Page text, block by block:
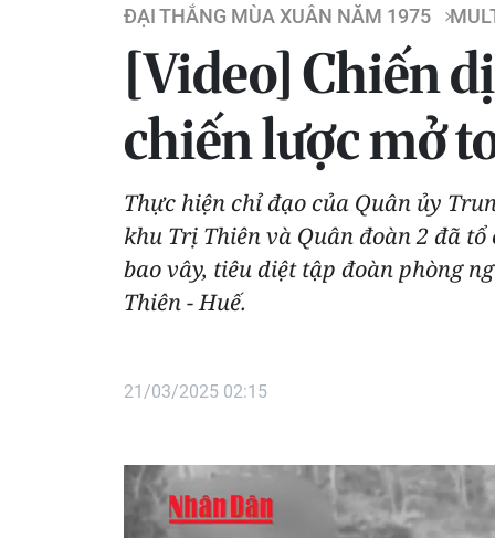
ĐẠI THẮNG MÙA XUÂN NĂM 1975
[Video] Chiến
chiến lược mở
Thực hiện chỉ đạo của Quân ủy
khu Trị Thiên và Quân đoàn 2 đã
bao vây, tiêu diệt tập đoàn phòng
Thiên - Huế.
21/03/2025 02:15